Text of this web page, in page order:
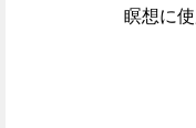
瞑想に